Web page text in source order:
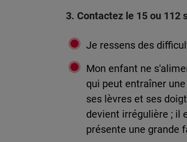
3. Contactez le 15 ou 112
Je ressens des
Mon enfant ne
qui peut entraîner
ses lèvres et ses
devient irrégulière ; il
présente une grande